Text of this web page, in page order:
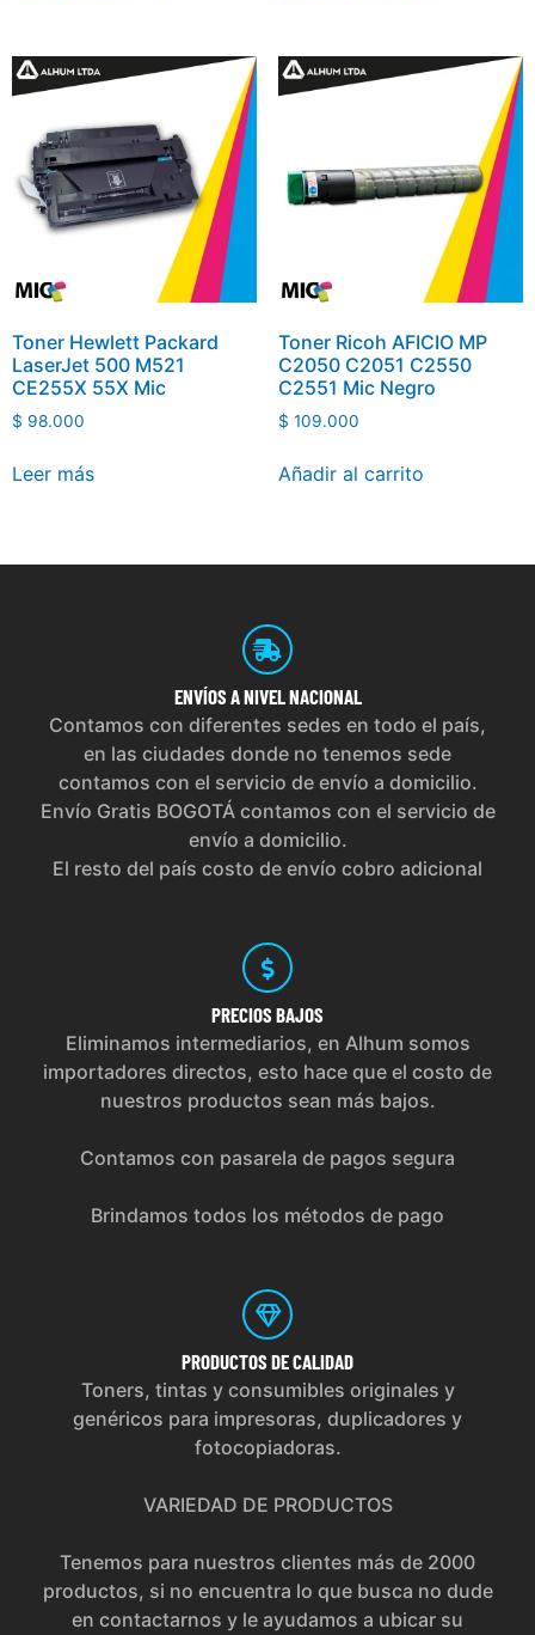
Toner Hewlett Packard
LaserJet 500 M521
CE255X 55X Mic
$ 98.000
Leer más
Toner Ricoh AFICIO MP
C2050 C2051 C2550
C2551 Mic Negro
$ 109.000
Añadir al carrito
ENVÍOS A NIVEL NACIONAL
Contamos con diferentes sedes en todo el país,
en las ciudades donde no tenemos sede
contamos con el servicio de envío a domicilio.
Envío Gratis BOGOTÁ contamos con el servicio de
envío a domicilio.
El resto del país costo de envío cobro adicional
PRECIOS BAJOS
Eliminamos intermediarios, en Alhum somos
importadores directos, esto hace que el costo de
nuestros productos sean más bajos.
Contamos con pasarela de pagos segura
Brindamos todos los métodos de pago
PRODUCTOS DE CALIDAD
Toners, tintas y consumibles originales y
genéricos para impresoras, duplicadores y
fotocopiadoras.
VARIEDAD DE PRODUCTOS
Tenemos para nuestros clientes más de 2000
productos, si no encuentra lo que busca no dude
en contactarnos y le ayudamos a ubicar su